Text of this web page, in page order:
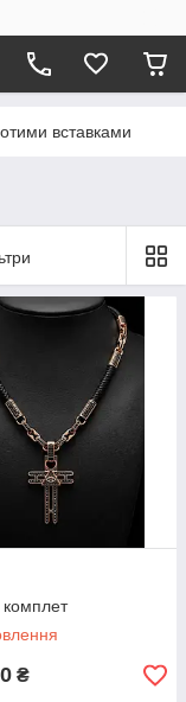
вставками
₴